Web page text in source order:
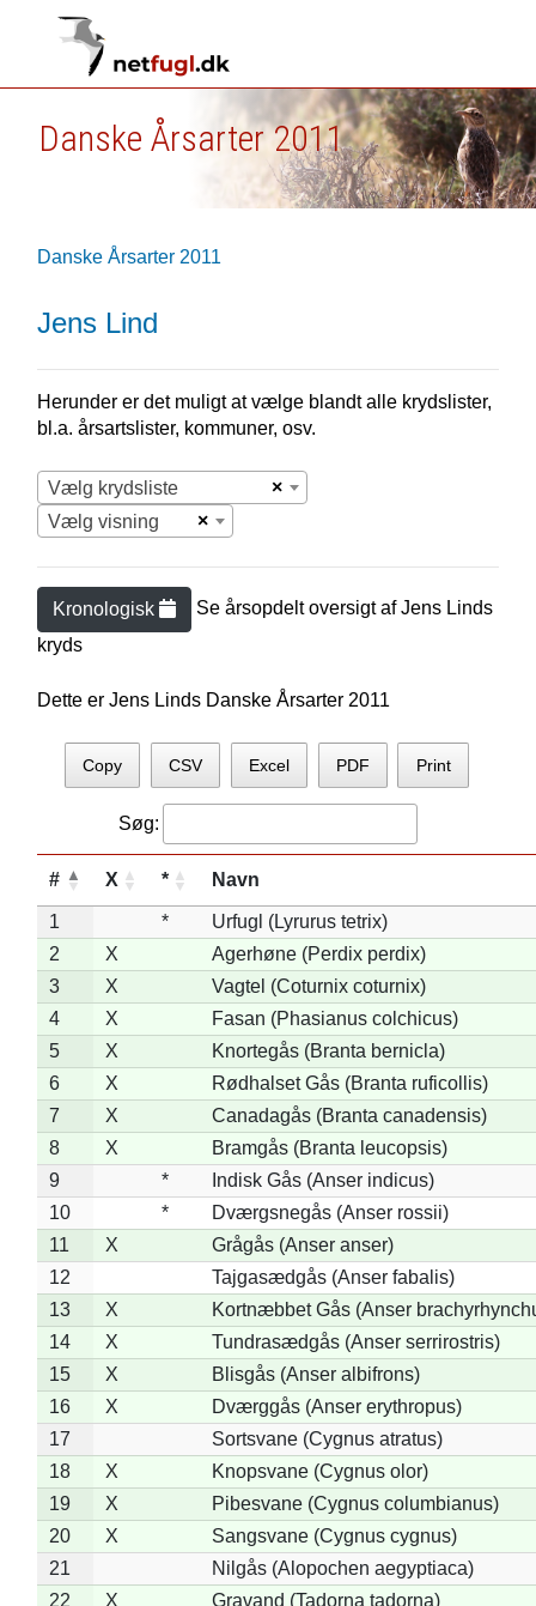
Danske Årsarter 2011
Danske Årsarter 2011
Jens Lind
Herunder er det muligt at vælge blandt alle krydslister,
bl.a. årsartslister, kommuner, osv.
×
Vælg krydsliste
×
Vælg visning
Kronologisk Se årsopdelt oversigt afJens Linds
kryds
Dette er Jens Linds Danske Årsarter 2011
Copy CSV Excel PDF Print
Søg:
# X * Navn
1 *
Urfugl (Lyrurus tetrix)
2
X
Agerhøne (Perdix perdix)
3
X
Vagtel (Coturnix coturnix)
4
X
Fasan (Phasianus colchicus)
5
X
Knortegås (Branta bernicla)
6
X
Rødhalset Gås (Branta ruficollis)
7
X
Canadagås (Branta canadensis)
8
X
Bramgås (Branta leucopsis)
9
*
Indisk Gås (Anser indicus)
10
*
Dværgsnegås (Anser rossii)
11
X
Grågås (Anser anser)
12
Tajgasædgås (Anser fabalis)
13
X
Kortnæbbet Gås (Anser
14
X
Tundrasædgås (Anser serrirostris)
15
X
Blisgås (Anser albifrons)
16
X
Dværggås (Anser erythropus)
17
Sortsvane (Cygnus atratus)
18
X
Knopsvane (Cygnus olor)
19
X
Pibesvane (Cygnus columbianus)
20
X
Sangsvane (Cygnus cygnus)
21
Nilgås (Alopochen aegyptiaca)
22
X
Gravand (Tadorna tadorna)